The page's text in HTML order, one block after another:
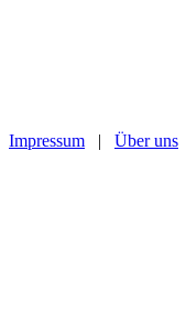
Impressum | Über uns